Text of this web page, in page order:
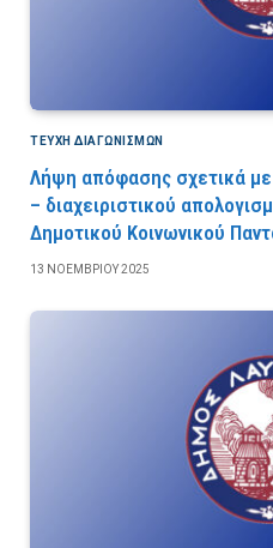
ΤΕΎΧΗ ΔΙΑΓΩΝΙΣΜΏΝ
Λήψη απόφασης σχετικά
– διαχειριστικού
Δημοτικού Κοινωνικού
13 ΝΟΕΜΒΡΊΟΥ 2025